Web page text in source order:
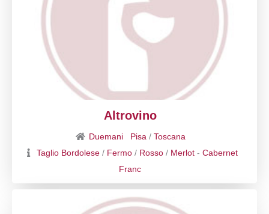
Altrovino
Duemani Pisa / Toscana
Taglio Bordolese / Fermo / Rosso / Merlot - Cabernet
Franc